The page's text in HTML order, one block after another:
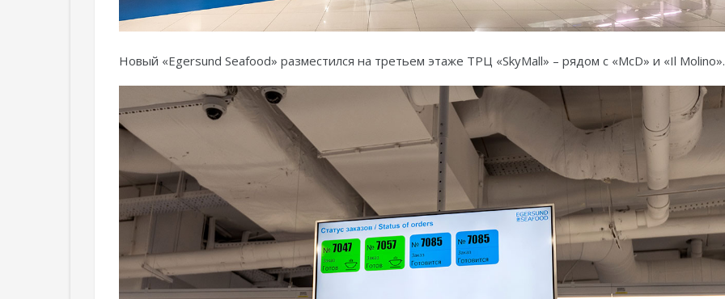
Новый «Egersund Seafood» разместился на третьем этаже ТРЦ «SkyMall» – рядом с «McD» и «Il Molino».